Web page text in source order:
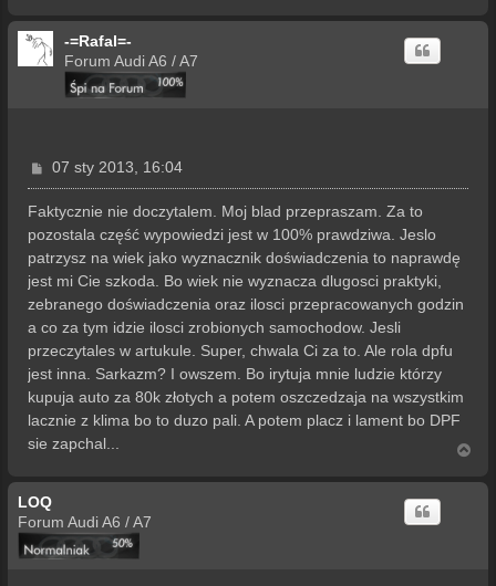
g
-=Rafal=-
Forum Audi A6 / A7
P
o
s
07 sty 2013, 16:04
Faktycznie nie doczytalem. Moj blad przepraszam. Za to
pozostala część wypowiedzi jest w 100% prawdziwa. Jeslo
patrzysz na wiek jako wyznacznik doświadczenia to naprawdę
jest mi Cie szkoda. Bo wiek nie wyznacza dlugosci praktyki,
zebranego doświadczenia oraz ilosci przepracowanych godzin
a co za tym idzie ilosci zrobionych samochodow. Jesli
przeczytales w artukule. Super, chwala Ci za to. Ale rola dpfu
jest inna. Sarkazm? I owszem. Bo irytuja mnie ludzie którzy
kupuja auto za 80k złotych a potem oszczedzaja na wszystkim
lacznie z klima bo to duzo pali. A potem placz i lament bo DPF
sie zapchal...
g
LOQ
Forum Audi A6 / A7